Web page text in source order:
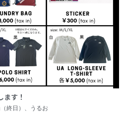
す！
終日）、うるお